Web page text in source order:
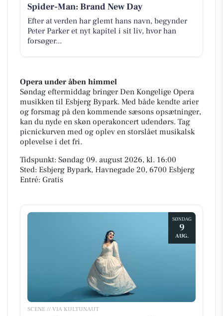
Spider-Man: Brand New Day
Efter at verden har glemt hans navn, begynder
Peter Parker et nyt kapitel i sit liv, hvor han
forsøger...
Opera under åben himmel
Søndag eftermiddag bringer Den Kongelige Opera
musikken til Esbjerg Bypark. Med både kendte arier
og forsmag på den kommende sæsons opsætninger,
kan du nyde en skøn operakoncert udendørs. Tag
picnickurven med og oplev en storslået musikalsk
oplevelse i det fri.
Tidspunkt: Søndag 09. august 2026, kl. 16:00
Sted: Esbjerg Bypark, Havnegade 20, 6700 Esbjerg
Entré: Gratis
SØNDAG
9
AUG.
SCENE // VIA KULTUNAUT